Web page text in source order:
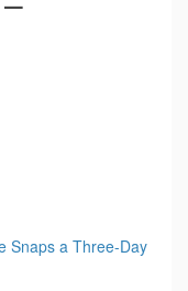
Snaps a Three-Day